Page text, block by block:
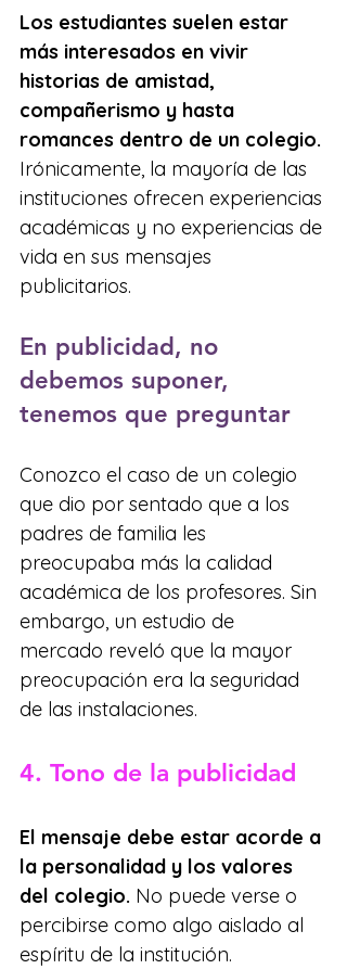
Los estudiantes suelen estar
más interesados en vivir
historias de amistad,
compañerismo y hasta
romances dentro de un colegio.
Irónicamente, la mayoría de las
instituciones ofrecen experiencias
académicas y no experiencias de
vida en sus mensajes
publicitarios.
En publicidad, no
debemos suponer,
tenemos que preguntar
Conozco el caso de un colegio
que dio por sentado que a los
padres de familia les
preocupaba más la calidad
académica de los profesores. Sin
embargo, un estudio de
mercado reveló que la mayor
preocupación era la seguridad
de las instalaciones.
4. Tono de la publicidad
El mensaje debe estar acorde a
la personalidad y los valores
del colegio. No puede verse o
percibirse como algo aislado al
espíritu de la institución.